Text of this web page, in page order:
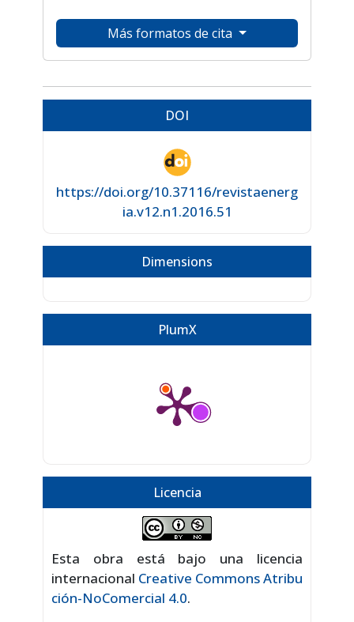
Más formatos de cita
DOI
https://doi.org/10.37116/revistaenerg
ia.v12.n1.2016.51
Dimensions
PlumX
Licencia
Esta obra está bajo una licencia
internacional Creative Commons Atribu
ción-NoComercial 4.0.